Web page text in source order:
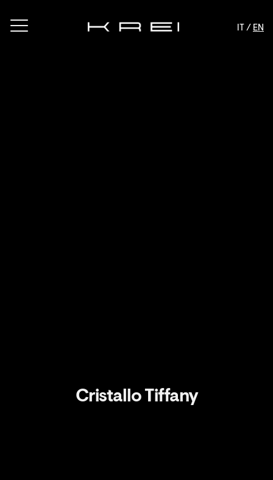
IT / EN
Cristallo Tiffany